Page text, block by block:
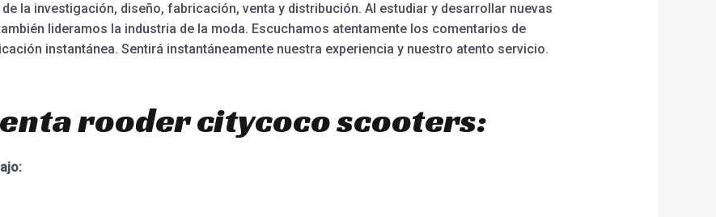
la investigación, diseño, fabricación, venta y distribución. Al estudiar y desarrollar nuevas
lideramos la industria de la moda. Escuchamos atentamente los comentarios de
instantánea. Sentirá instantáneamente nuestra experiencia y nuestro atento servicio.
rooder citycoco scooters: